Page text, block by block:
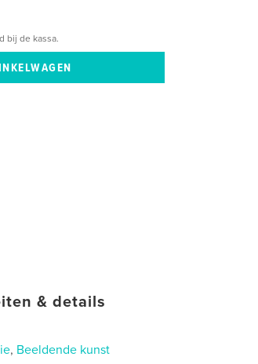
bij de kassa.
& details
, Beeldende kunst